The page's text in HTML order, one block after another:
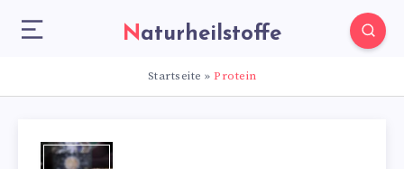
Naturheilstoffe
Startseite » Protein